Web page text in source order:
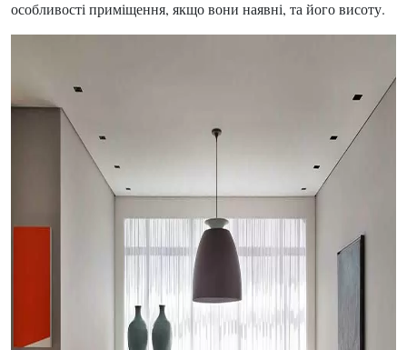
особливості приміщення, якщо вони наявні, та його висоту.